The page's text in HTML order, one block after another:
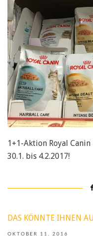
1+1-Aktion Royal
30.1. bis 4.2.2017!
DAS KÖNNTE IHNEN
OKTOBER 11, 2016